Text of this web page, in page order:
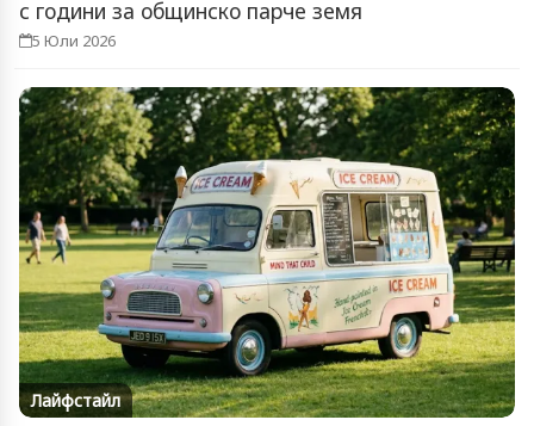
с години за общинско парче земя
5 Юли 2026
Лайфстайл